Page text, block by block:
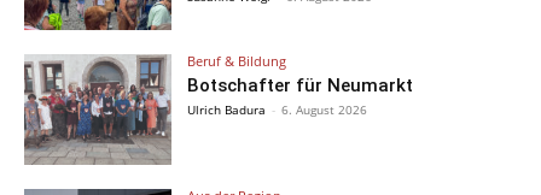
Beruf & Bildung
Botschafter für Neumarkt
Ulrich Badura - 6. August 2026